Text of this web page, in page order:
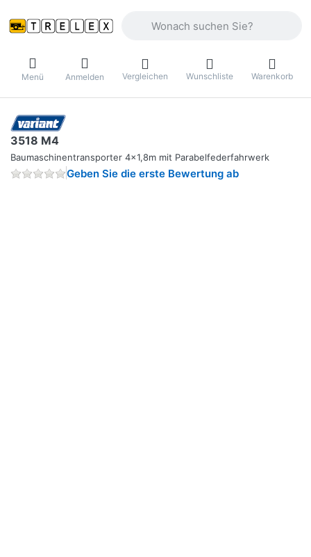
Menü Anmelden Vergleichen Wunschliste Warenkorb
3518 M4
Baumaschinentransporter 4x1,8m mit Parabelfederfahrwerk
Geben Sie die erste Bewertung ab